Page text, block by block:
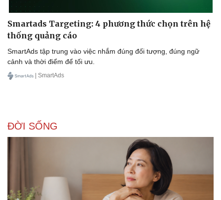
Smartads Targeting: 4 phương thức chọn trên hệ
thống quảng cáo
SmartAds tập trung vào việc nhắm đúng đối tượng, đúng ngữ
cảnh và thời điểm để tối ưu.
| SmartAds
ĐỜI SỐNG